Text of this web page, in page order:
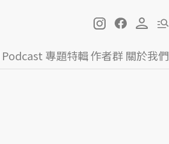
Podcast 專題特輯作者群關於我們